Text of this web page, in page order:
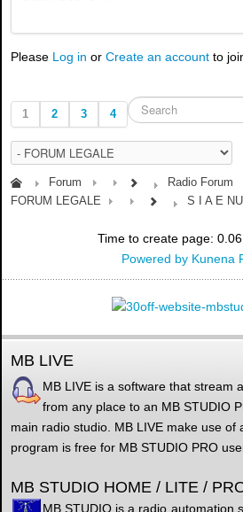
Please Log in or Create an account to
1 2 3 4
Forum
Radio Forum
FORUM LEGALE
S I A E
Time to create page:
Powered by Kunena
MB LIVE
MB LIVE is a software that stream
from any place to an MB STUDIO
main radio studio. MB LIVE make use of
program is free for MB STUDIO PRO
MB STUDIO HOME / LITE /
MB STUDIO is a radio automation